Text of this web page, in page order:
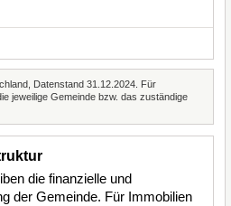
Datenstand 31.12.2024. Für
jeweilige Gemeinde bzw. das zuständige
die finanzielle und
der Gemeinde. Für Immobilien